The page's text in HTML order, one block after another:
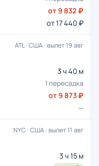
от 9 832 ₽
от 17 440 ₽
ATL · США · вылет 19 авг
3 ч 40 м
1 пересадка
от 9 873 ₽
—
NYC · США · вылет 11 авг
3 ч 15 м